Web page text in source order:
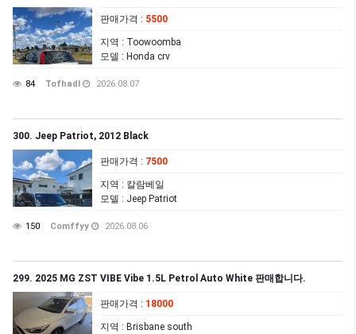
판매가격 : 5500
지역 : Toowoomba
모델 : Honda crv
84 Tofhadl 2026.08.07
300. Jeep Patriot, 2012 Black
판매가격 : 7500
지역 : 칼람베일
모델 : Jeep Patriot
150 Comffyy 2026.08.06
299. 2025 MG ZST VIBE Vibe 1.5L Petrol Auto White 판매합니다.
판매가격 : 18000
지역 : Brisbane south